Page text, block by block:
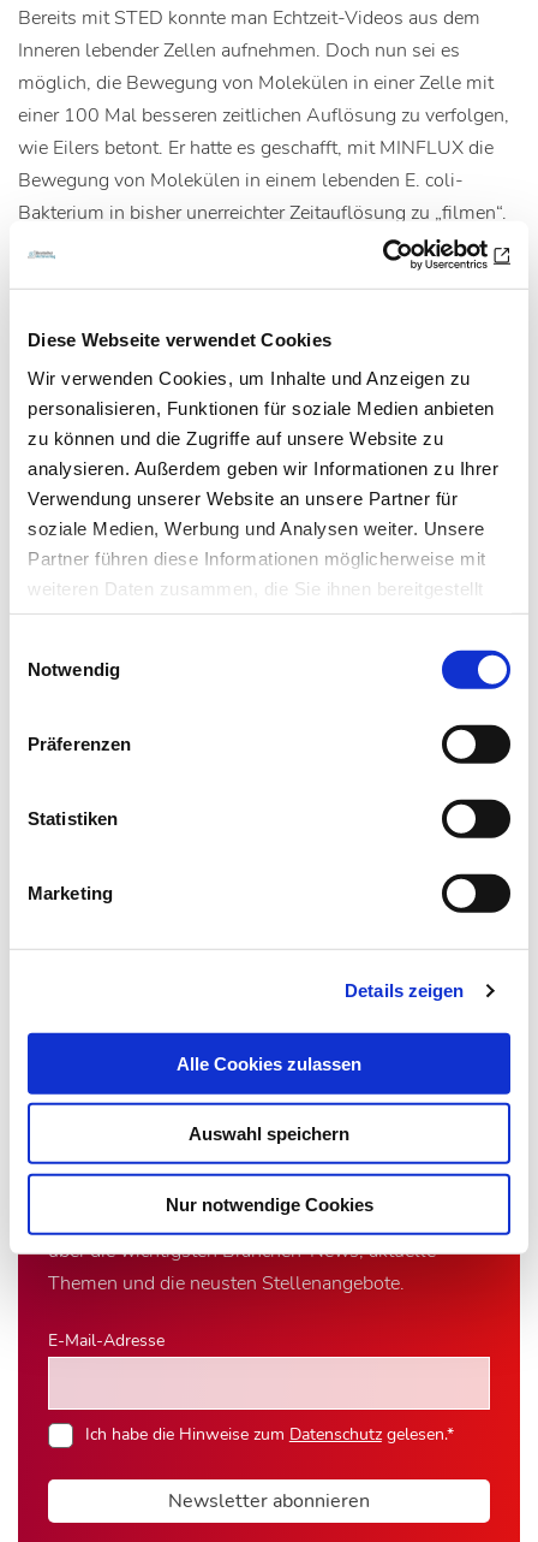
Diese Webseite verwendet Cookies
Wir verwenden Cookies, um Inhalte und Anzeigen zu
personalisieren, Funktionen für soziale Medien anbieten
zu können und die Zugriffe auf unsere Website zu
analysieren. Außerdem geben wir Informationen zu Ihrer
Verwendung unserer Website an unsere Partner für
soziale Medien, Werbung und Analysen weiter. Unsere
Partner führen diese Informationen möglicherweise mit
weiteren Daten zusammen, die Sie ihnen bereitgestellt
haben oder die sie im Rahmen Ihrer Nutzung der Dienste
Notwendig
Präferenzen
Statistiken
Marketing
Details zeigen
Alle Cookies zulassen
Auswahl speichern
Nur notwendige Cookies
Newsletter­anmeldung
Newsletter informiert Sie jede Woche kostenfrei
über die wichtigsten Branchen-News, aktuelle
Themen und die neusten Stellenangebote.
E-Mail-Adresse
Ich habe die Hinweise zum Datenschutzgelesen.*
Newsletter abonnieren
Bereits mit STED konnte man Echtzeit-Videos aus dem
Inneren lebender Zellen aufnehmen. Doch nun sei es
möglich, die Bewegung von Molekülen in einer Zelle mit
einer 100 Mal besseren zeitlichen Auflösung zu verfolgen,
wie Eilers betont. Er hatte es geschafft, mit MINFLUX die
Bewegung von Molekülen in einem lebenden E. coli-
Bakterium in bisher unerreichter Zeitauflösung zu „filmen“.
„Und bei der Geschwindigkeit haben wir die Möglichkeiten
von MINFLUX noch längst nicht ausgereizt“, sagt Eilers. Die
schnelle Abläufe in lebenden Zellen untersuchen lassen –
etwa die Bewegung zellulärer Nanomaschinen oder die
Faltung von Proteinen. (idw, red)
resolution imaging and tracking of fluorescent
22. Dezember 2016.